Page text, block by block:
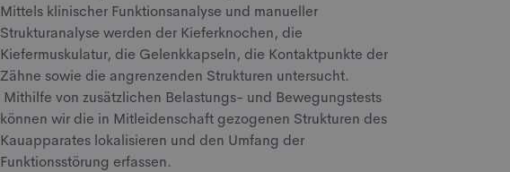
Mittels klinischer Funktionsanalyse und manueller
Strukturanalyse werden der Kieferknochen, die
Kiefermuskulatur, die Gelenkkapseln, die Kontaktpunkte der
Zähne sowie die angrenzenden Strukturen untersucht.
Mithilfe von zusätzlichen Belastungs- und Bewegungstests
können wir die in Mitleidenschaft gezogenen Strukturen des
Kauapparates lokalisieren und den Umfang der
Funktionsstörung erfassen.